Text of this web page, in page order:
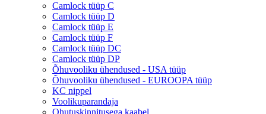
Camlock tüüp C
Camlock tüüp D
Camlock tüüp E
Camlock tüüp F
Camlock tüüp DC
Camlock tüüp DP
Õhuvooliku ühendused - USA tüüp
Õhuvooliku ühendused - EUROOPA tüüp
KC nippel
Voolikuparandaja
Ohutuskinnitusega kaabel